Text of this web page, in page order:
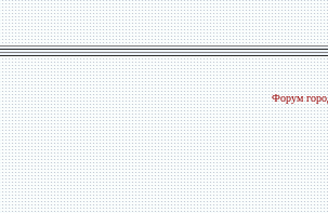
Форум